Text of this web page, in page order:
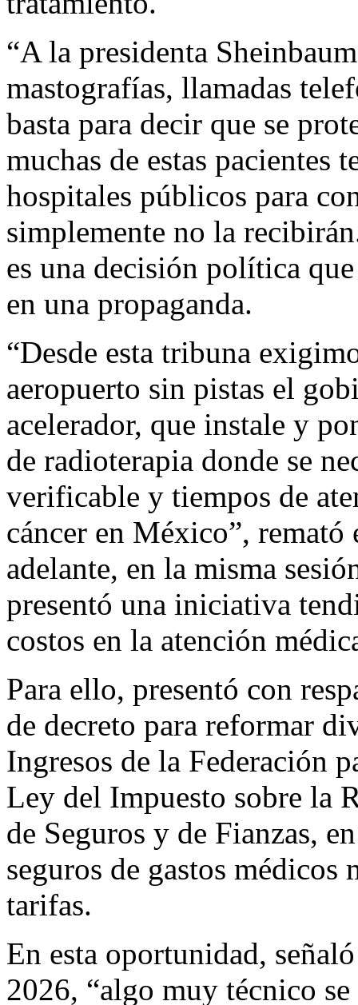
“A la presidenta
mastografías, llamadas
basta para decir que se
muchas de estas pacientes
hospitales públicos para
simplemente no la
es una decisión política
en una propaganda.
“Desde esta tribuna
aeropuerto sin pistas el
acelerador, que instale y
de radioterapia donde se
verificable y tiempos de
cáncer en México”,
adelante, en la misma
presentó una iniciativa
costos en la atención
Para ello, presentó con
de decreto para reformar
Ingresos de la Federación
Ley del Impuesto sobre la
de Seguros y de Fianzas,
seguros de gastos médicos
tarifas.
En esta oportunidad,
2026, “algo muy técnico